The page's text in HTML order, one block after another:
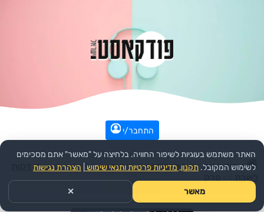
התחבר/י
עמוד הבית >> דת ורוחני >> יהדות >>הפודקאסט: שתי דקות
האתר משתמש בעוגיות לשיפור החוויה. בלחיצה על "מאשר" אתם מסכימים
לשימוש המקובל. תקנון, מדיניות פרטיות ותנאי שימוש הצהרת נגישות
מאשר ✕